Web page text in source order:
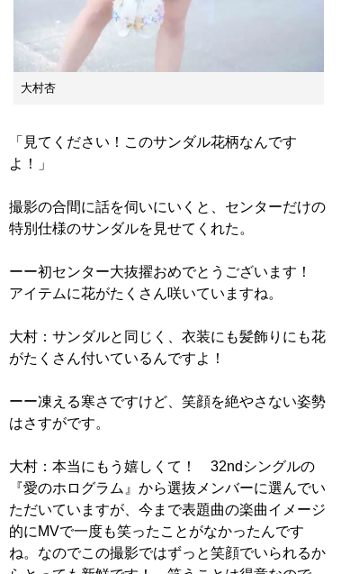
大村杏
「見てください！このサンダル花柄なんです
よ！」
撮影の合間に話を伺いにいくと、センターだけの
特別仕様のサンダルを見せてくれた。
ーー初センター大抜擢おめでとうございます！
アイテムに花がたくさん咲いていますね。
大村：サンダルと同じく、衣装にも髪飾りにも花
がたくさん付いているんですよ！
ーー凍える寒さですけど、笑顔を絶やさない姿勢
はさすがです。
大村：本当にもう嬉しくて！ 32ndシングルの
『愛のホログラム』から選抜メンバーに選んでい
ただいていますが、今まで表題曲の楽曲イメージ
的にMVで一度も笑ったことがなかったんです
ね。なのでこの撮影ではずっと笑顔でいられるか